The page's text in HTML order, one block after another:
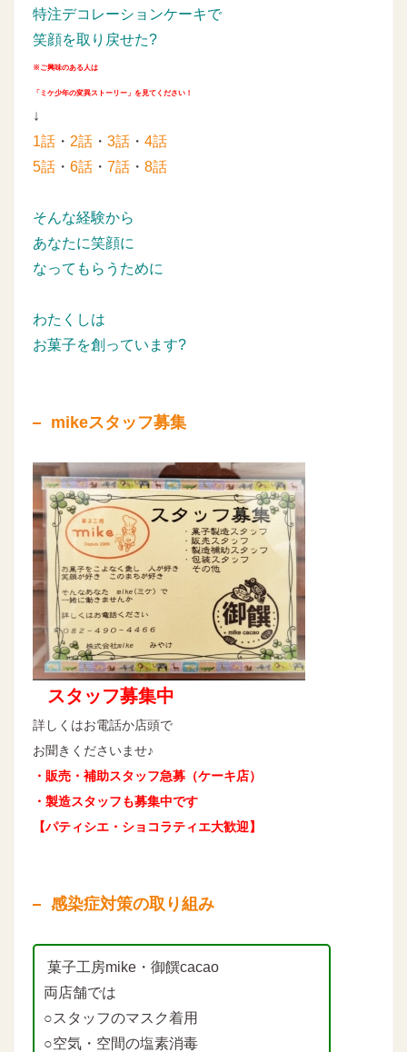
特注デコレーションケーキで
笑顔を取り戻せた?
※ご興味のある人は
「ミケ少年の変異ストーリー」を見てください！
↓
1話 ・ 2話 ・ 3話 ・ 4話
5話 ・ 6話 ・ 7話 ・ 8話
そんな経験から
あなたに笑顔に
なってもらうために
わたくしは
お菓子を創っています?
mikeスタッフ募集
スタッフ募集中
詳しくはお電話か店頭で
お聞きくださいませ♪
・販売・補助スタッフ急募（ケーキ店）
・製造スタッフも募集中です
【パティシエ・ショコラティエ大歓迎】
感染症対策の取り組み
菓子工房mike・御饌cacao
両店舗では
○スタッフのマスク着用
○空気・空間の塩素消毒